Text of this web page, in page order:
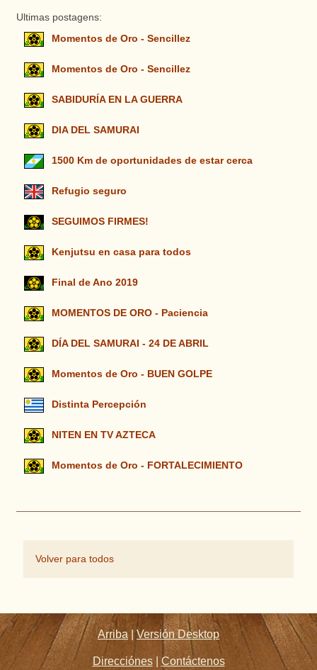
Ultimas postagens:
Momentos de Oro - Sencillez
Momentos de Oro - Sencillez
SABIDURÍA EN LA GUERRA
DIA DEL SAMURAI
1500 Km de oportunidades de estar cerca
Refugio seguro
SEGUIMOS FIRMES!
Kenjutsu en casa para todos
Final de Ano 2019
MOMENTOS DE ORO - Paciencia
DÍA DEL SAMURAI - 24 DE ABRIL
Momentos de Oro - BUEN GOLPE
Distinta Percepción
NITEN EN TV AZTECA
Momentos de Oro - FORTALECIMIENTO
Volver para todos
Arriba |Versión Desktop
Direcciónes| Contáctenos